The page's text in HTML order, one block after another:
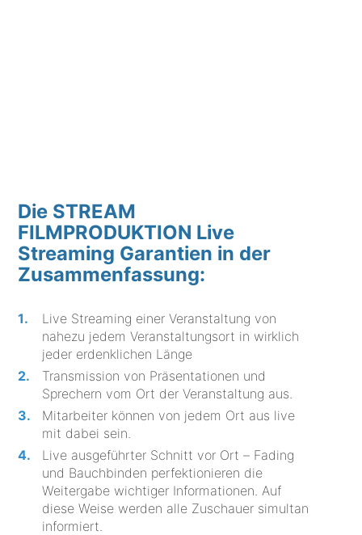
Die STREAM
FILMPRODUKTION Live
Streaming Garantien in der
Zusammenfassung:
Live Streaming einer Veranstaltung von
nahezu jedem Veranstaltungsort in wirklich
jeder erdenklichen Länge
Transmission von Präsentationen und
Sprechern vom Ort der Veranstaltung aus.
Mitarbeiter können von jedem Ort aus live
mit dabei sein.
Live ausgeführter Schnitt vor Ort – Fading
und Bauchbinden perfektionieren die
Weitergabe wichtiger Informationen. Auf
diese Weise werden alle Zuschauer simultan
informiert.